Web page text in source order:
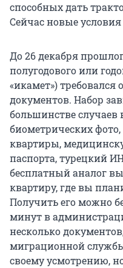
способных дать
Сейчас новые
До 26 декабря
полугодового или
«икамет») требовался
документов. Набор
большинстве случаев
биометрических
квартиры,
паспорта, турецкий
бесплатный аналог
квартиру, где вы
Получить его можно
минут в
несколько
миграционной
своему усмотрению,